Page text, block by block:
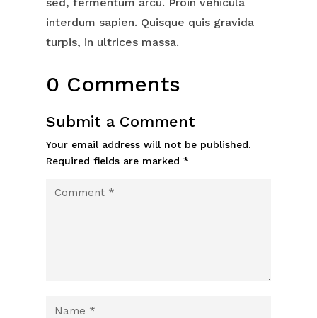
interdum sapien. Quisque quis gravida
turpis, in ultrices massa.
0 Comments
Submit a Comment
Your email address will not be published.
Required fields are marked *